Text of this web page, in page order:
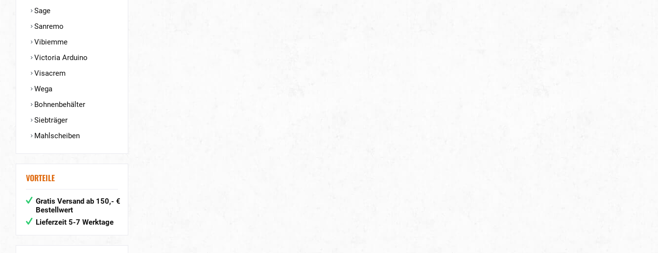
Sage
Sanremo
Vibiemme
Victoria Arduino
Visacrem
Wega
Bohnenbehälter
Siebträger
Mahlscheiben
VORTEILE
Gratis Versand ab 150,- €
Bestellwert
Lieferzeit 5-7 Werktage